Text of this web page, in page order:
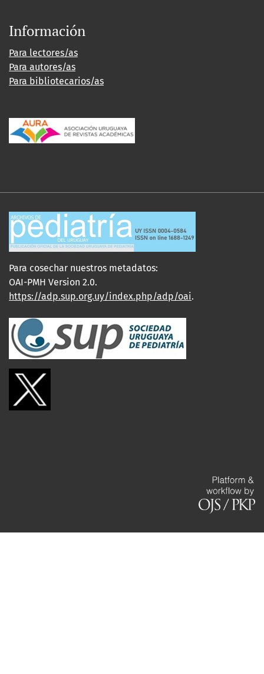
Información
Para lectores/as
Para autores/as
Para bibliotecarios/as
Para cosechar nuestros metadatos:
OAI-PMH Version 2.0.
https://adp.sup.org.uy/index.php/adp/oai.